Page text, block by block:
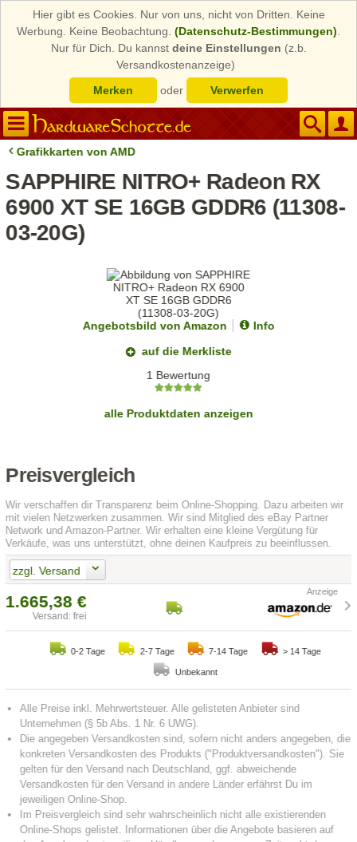
Hier gibt es Cookies. Nur von uns, nicht von Dritten. Keine
Werbung. Keine Beobachtung. (Datenschutz-Bestimmungen)
Nur für Dich. Du kannst deine Einstellungen (z.b.
Versandkostenanzeige)
Merken
oder Verwerfen
Grafikkarten von AMD
SAPPHIRE NITRO+ Radeon RX
6900 XT SE 16GB GDDR6 (11308-
03-20G)
Angebotsbild von Amazon
Info
auf die Merkliste
1 Bewertung
alle Produktdaten anzeigen
Preisvergleich
Wir verschaffen dir Transparenz beim Online-Shopping. Dazu arbeiten wir
mit vielen Netzwerken zusammen. Wir sind Mitglied des eBay Partner
Network und Amazon-Partner. Wir erhalten eine kleine Vergütung für
Verkäufe, was uns unterstützt, ohne deinen Kaufpreis zu beeinflussen.
zzgl. Versand
1.665,38 €
Versand: frei
0-2 Tage 2-7 Tage 7-14 Tage > 14 Tage
Unbekannt